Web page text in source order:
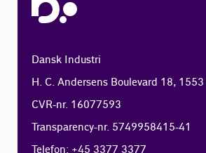
Dansk Industri
H. C. Andersens Boulevard 18,
CVR-nr. 16077593
Transparency-nr. 5749958415-41
Telefon: +45 3377 3377